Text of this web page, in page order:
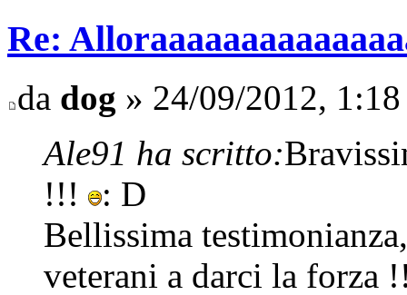
Re:
da dog » 24/09/2012, 1:18
Ale91 ha scritto:
!!!
: D
Bellissima
veterani a darci la forza